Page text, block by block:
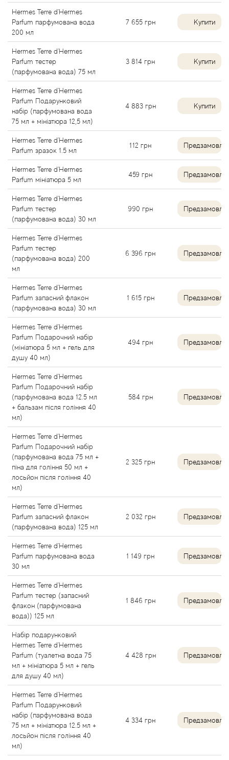
Hermes Terre d'Hermes
Parfum парфумована вода
200 мл
7 655 грн Купити
Hermes Terre d'Hermes
Parfum тестер
(парфумована вода) 75 мл
3 814 грн Купити
Hermes Terre d'Hermes
Parfum Подарунковий
набір (парфумована вода
75 мл + мініатюра 12,5 мл)
4 883 грн Купити
Hermes Terre d'Hermes
Parfum зразок 1.5 мл
112 грн
Hermes Terre d'Hermes
Parfum мініатюра 5 мл
459 грн
Hermes Terre d'Hermes
Parfum тестер
(парфумована вода) 30 мл
990 грн
Hermes Terre d'Hermes
Parfum тестер
(парфумована вода) 200
мл
6 396 грн
Hermes Terre d'Hermes
Parfum запасний флакон
(парфумована вода) 30 мл
1 615 грн
Hermes Terre d'Hermes
Parfum Подарочний набір
(мініатюра 5 мл + гель для
душу 40 мл)
494 грн
Hermes Terre d'Hermes
Parfum Подарочний набір
(парфумована вода 12.5 мл
+ бальзам після гоління 40
мл)
584 грн
Hermes Terre d'Hermes
Parfum Подарочний набір
(парфумована вода 75 мл +
піна для гоління 50 мл +
лосьйон після гоління 40
мл)
2 325 грн
Hermes Terre d'Hermes
Parfum запасний флакон
(парфумована вода) 125 мл
2 032 грн
Hermes Terre d'Hermes
Parfum парфумована вода
30 мл
1 149 грн
Hermes Terre d'Hermes
Parfum тестер (запасний
флакон (парфумована
вода)) 125 мл
1 846 грн
Набір подарунковий
Hermes Terre d'Hermes
Parfum (туалетна вода 75
мл + мініатюра 5 мл + гель
для душу 40 мл)
4 428 грн
Hermes Terre d'Hermes
Parfum Подарунковий
набір (парфумована вода
75 мл + мініатюра 12.5 мл +
лосьйон після гоління 40
мл)
4 334 грн
Angel Schlesser
Anima Mundi
Anna Sui
Annayake
Anne Fontaine
Annick Goutal
Antonia's Flowers
Antonio Banderas
Antonio Puig
Antonio Visconti
Aquolina
Arabesque Perfumes
Arabiyat
Aramis
Ariana Grande
Armaf
Armand Basi
Arrogance
Arte Profumi
ArteOlfatto
Asabi
Asgharali
Atelier Cologne
Atelier Des Ors
Atelier Flou
Athena's
Atkinsons
Attar Collection
Au Pays de la Fleur d’Oranger